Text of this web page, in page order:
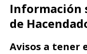
Información
de
Avisos a tener